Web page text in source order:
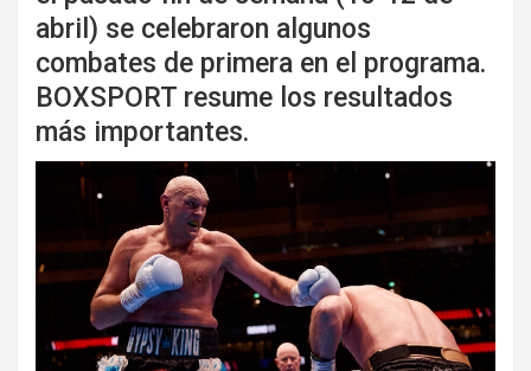
abril) se celebraron algunos
combates de primera en el programa.
BOXSPORT resume los resultados
más importantes.